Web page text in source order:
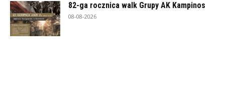
82-ga rocznica walk Grupy AK Kampinos
08-08-2026